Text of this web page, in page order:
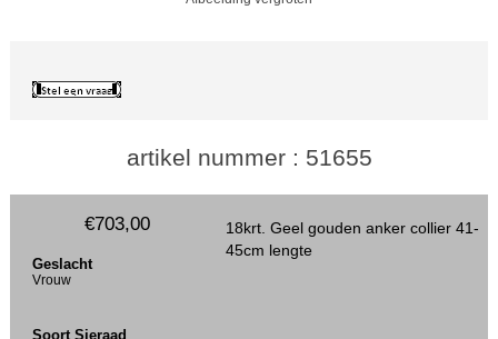
artikel nummer : 51655
18krt. Geel gouden anker collier 41-
45cm lengte
€703,00
Geslacht
Vrouw
Soort Sieraad